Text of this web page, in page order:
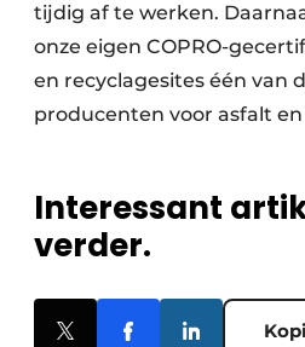
tijdig af te werken.
onze eigen COPRO-
en recyclagesites één van
producenten voor asfalt
Interessant
verder.